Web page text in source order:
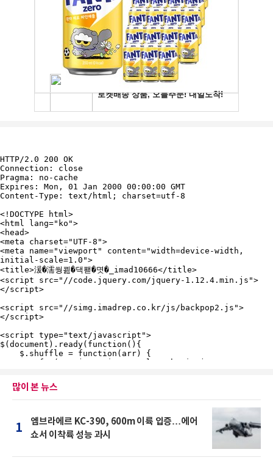
많이 본 뉴스
1
엠브라에르 KC-390, 600m 이륙 입증…에어
쇼서 이착륙 성능 과시